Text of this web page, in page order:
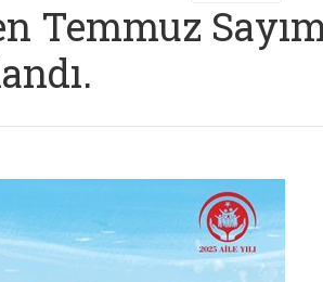
Temmuz